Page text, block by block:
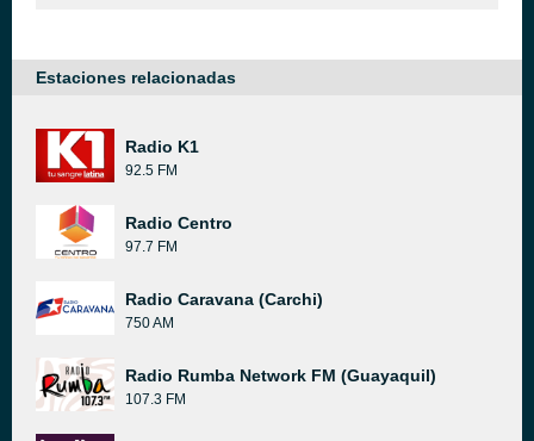
Estaciones relacionadas
Radio K1
92.5 FM
Radio Centro
97.7 FM
Radio Caravana (Carchi)
750 AM
Radio Rumba Network FM (Guayaquil)
107.3 FM